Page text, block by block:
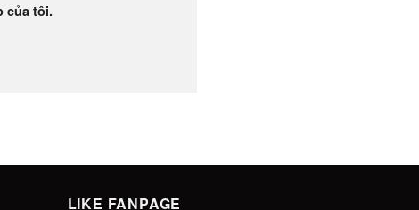
của tôi.
LIKE FANPAGE